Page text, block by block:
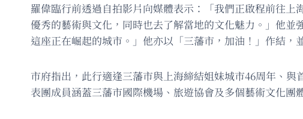
羅偉臨行前透過自拍影片向媒體表示：「我們正啟程前往
優秀的藝術與文化，同時也去了解當地的文化魅力。」他
這座正在崛起的城市。」他亦以「三藩市，加油！」作結，
市府指出，此行適逢三藩市與上海締結姐妹城市46周年、
表團成員涵蓋三藩市國際機場、旅遊協會及多個藝術文化團